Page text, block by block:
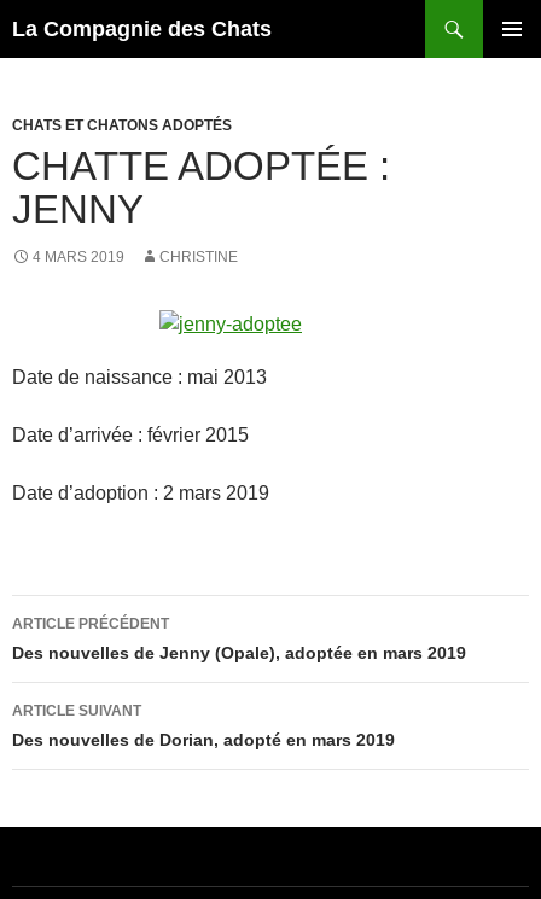
La Compagnie des Chats
CHATS ET CHATONS ADOPTÉS
CHATTE ADOPTÉE :
JENNY
4 MARS 2019 CHRISTINE
Date de naissance : mai 2013
Date d’arrivée : février 2015
Date d’adoption : 2 mars 2019
Navigation
des
articles
ARTICLE PRÉCÉDENT
Des nouvelles de Jenny (Opale), adoptée en mars 2019
ARTICLE SUIVANT
Des nouvelles de Dorian, adopté en mars 2019